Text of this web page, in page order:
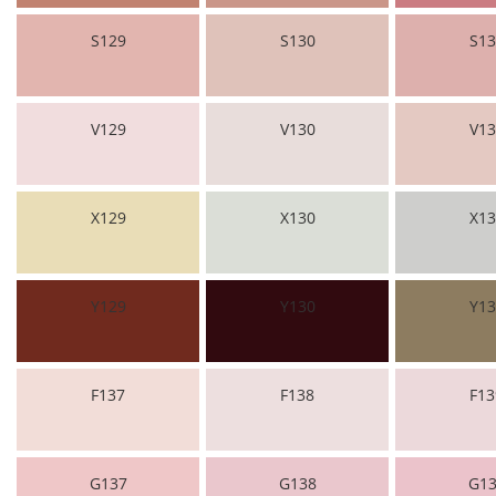
S129 S130
V129 V130
X129 X130
Y129 Y130
F137 F138
G137 G138